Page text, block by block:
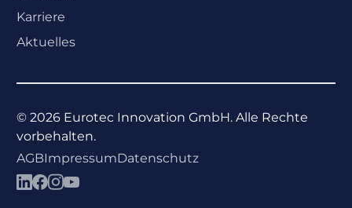
Karriere
Aktuelles
© 2026Eurotec Innovation GmbH. Alle Rechte
vorbehalten.
AGBImpressumDatenschutz